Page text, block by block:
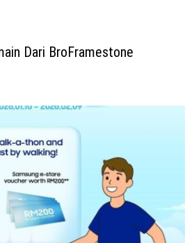
Dari BroFramestone